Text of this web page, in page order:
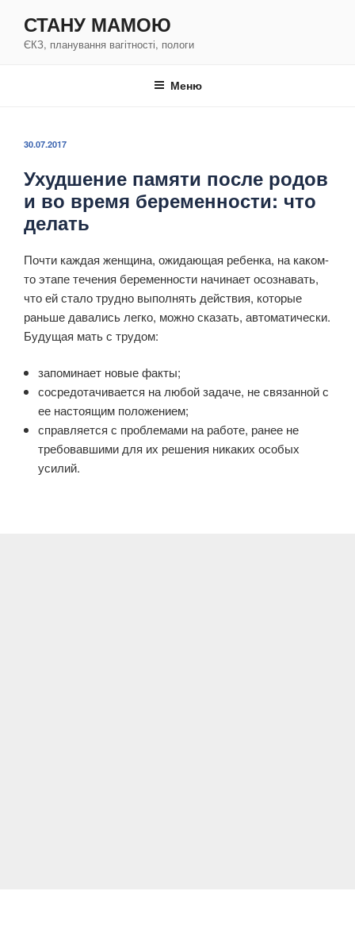
содержимому
СТАНУ МАМОЮ
ЄКЗ, планування вагітності, пологи
Меню
ОПУБЛИКОВАНО
30.07.2017
Ухудшение памяти после родов
и во время беременности: что
делать
Почти каждая женщина, ожидающая ребенка, на каком-
то этапе течения беременности начинает осознавать,
что ей стало трудно выполнять действия, которые
раньше давались легко, можно сказать, автоматически.
Будущая мать с трудом:
запоминает новые факты;
сосредотачивается на любой задаче, не связанной с
ее настоящим положением;
справляется с проблемами на работе, ранее не
требовавшими для их решения никаких особых
усилий.